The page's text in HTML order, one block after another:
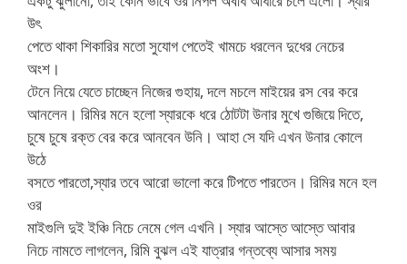
উৎ
পেতে থাকা শিকারির মতো সুযোগ পেতেই খামচে ধরলেন দুধের নেচের
অংশ।
টেনে নিয়ে যেতে চাচ্ছেন নিজের গুহায়, দলে মচলে মাইয়ের রস বের করে
আনলেন। রিমির মনে হলো স্যারকে ধরে ঠোটটা উনার মুখে গুজিয়ে দিতে,
চুষে চুষে রক্ত বের করে আনবেন উনি। আহা সে যদি এখন উনার কোলে
উঠে
বসতে পারতো,স্যার তবে আরো ভালো করে টিপতে পারতেন। রিমির মনে হল
ওর
মাইগুলি দুই ইঞ্চি নিচে নেমে গেল এখনি। স্যার আস্তে আস্তে আবার
নিচে নামতে লাগলেন, রিমি বুঝল এই যাত্রার গন্তব্যে আসার সময়